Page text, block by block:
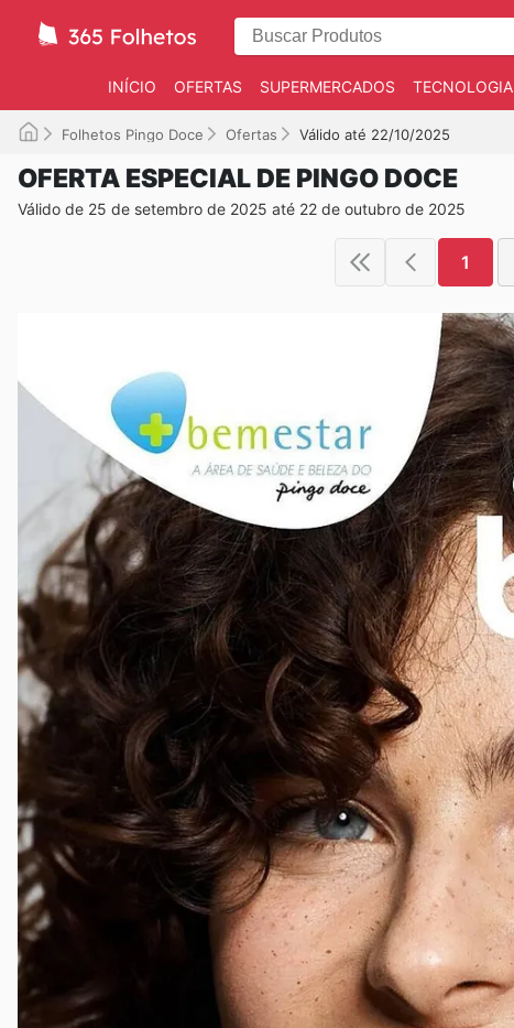
INÍCIO OFERTAS SUPERMERCADOS TECNOLOGIA
Folhetos Pingo Doce Ofertas Válido até 22/10/2025
OFERTA ESPECIAL DE PINGO DOCE
Válido de 25 de setembro de 2025 até 22 de outubro de 2025
1